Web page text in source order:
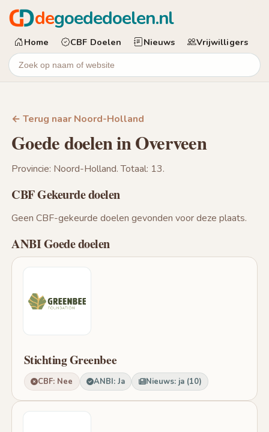
degoededoelen.nl
Home CBF Doelen Nieuws Vrijwilligers
← Terug naar Noord-Holland
Goede doelen in Overveen
Provincie: Noord-Holland. Totaal: 13.
CBF Gekeurde doelen
Geen CBF-gekeurde doelen gevonden voor deze plaats.
ANBI Goede doelen
Stichting Greenbee
CBF: Nee ANBI: Ja Nieuws: ja (10)